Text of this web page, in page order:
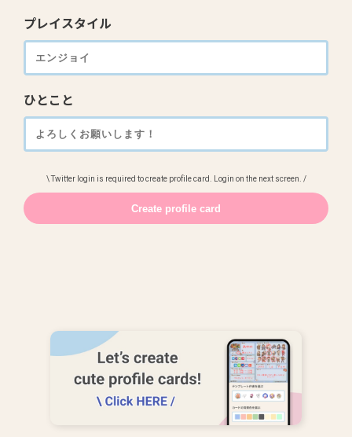
プレイスタイル
ひとこと
\ Twitter login is required to create profile card. Login on the next screen. /